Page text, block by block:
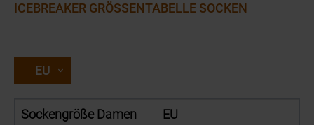
ICEBREAKER GRÖSSENTABELLE SOCKEN
EU
Sockengröße Damen EU